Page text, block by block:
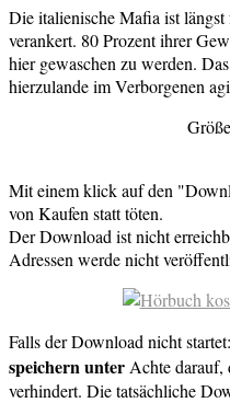
Die italienische Mafia ist längst
verankert. 80 Prozent ihrer
hier gewaschen zu werden.
hierzulande im Verborgenen
Mit einem klick auf den
von Kaufen statt töten.
Der Download ist nicht
Adressen werde nicht
Falls der Download nicht startet:
speichern unter Achte darauf,
verhindert. Die tatsächliche